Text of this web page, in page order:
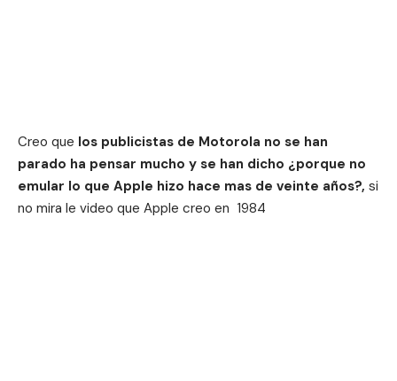
Creo que los publicistas de Motorola no se han
parado ha pensar mucho y se han dicho ¿porque no
emular lo que Apple hizo hace mas de veinte años?, si
no mira le video que Apple creo en 1984